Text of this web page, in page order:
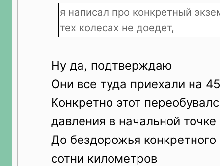
я написал про конкретный
тех колесах не доедет,
Ну да, подтверждаю
Они все туда приехали на
Конкретно этот
давления в начальной
До бездорожья конкретного
сотни километров